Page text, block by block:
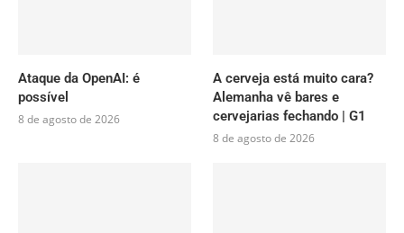
Ataque da OpenAI: é
possível
8 de agosto de 2026
A cerveja está muito cara?
Alemanha vê bares e
cervejarias fechando | G1
8 de agosto de 2026